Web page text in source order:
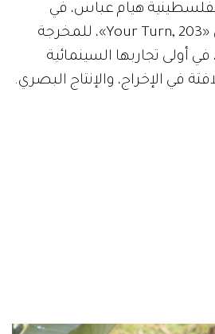
هيام عباس، في
الفيلم الروائي الطويل «Your Turn, 203»، للمخرجة
في أولى تجاربها السينمائية
في الإخراج، والإنتاج البصري.